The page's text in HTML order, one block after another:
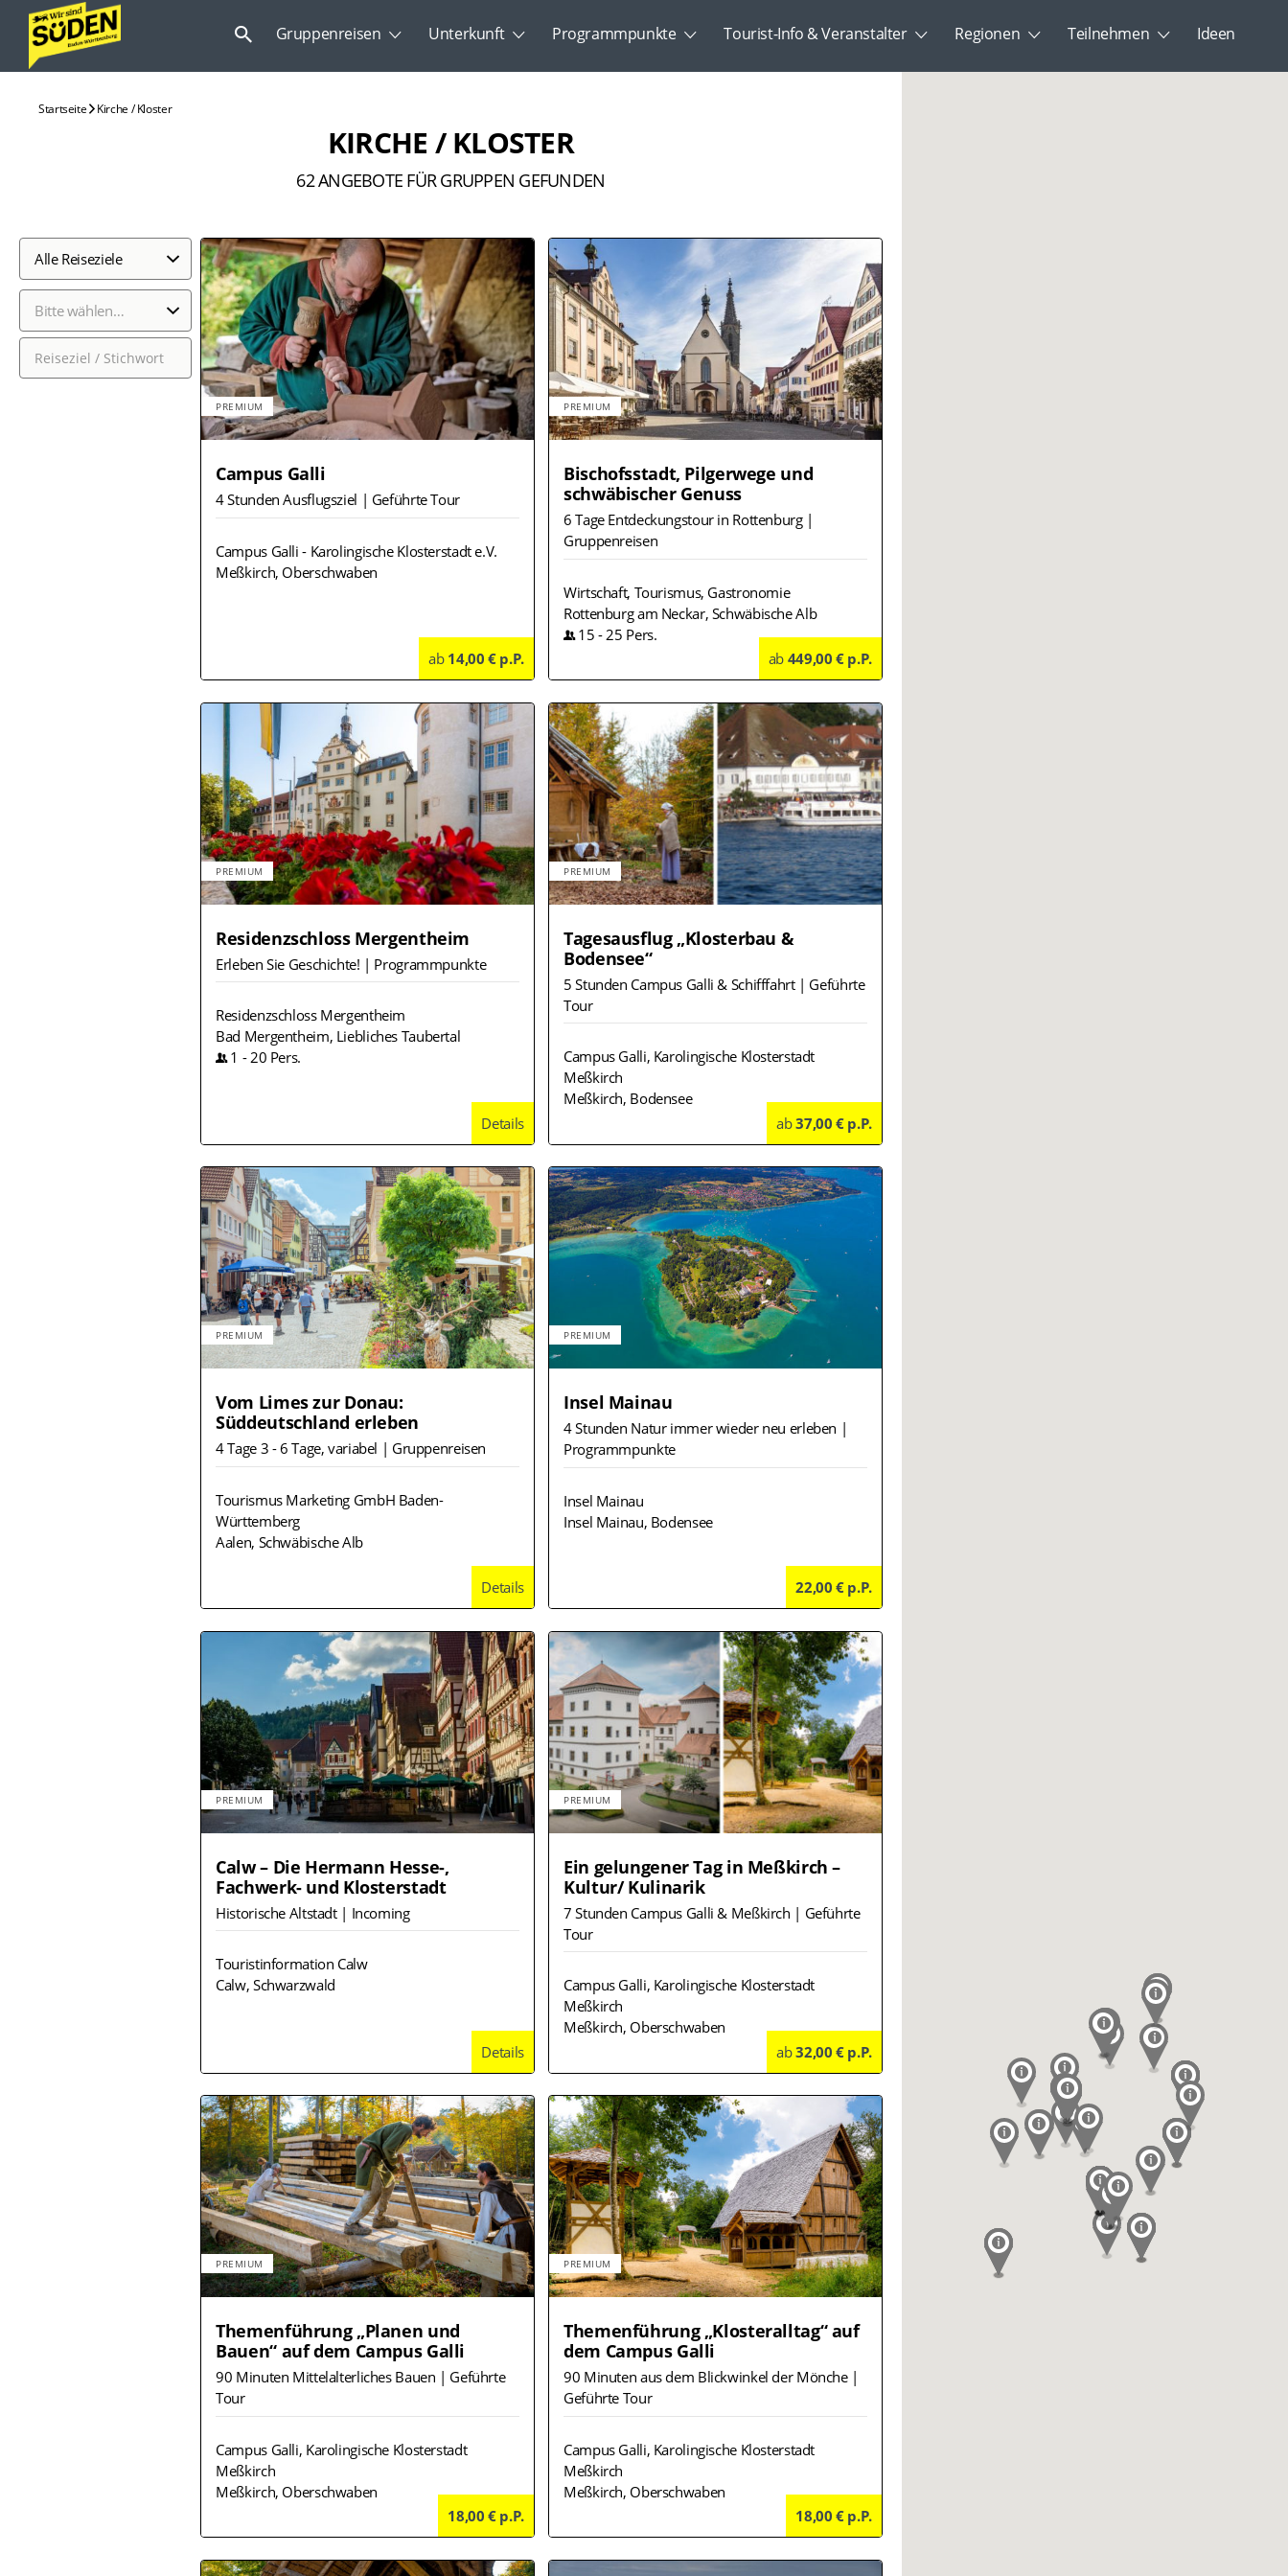
Gruppenreisen Unterkunft Programmpunkte Tourist-Info & Veranstalter Regionen Teilnehmen Ideen
Suchen
nach:
Startseite Kirche / Kloster
KIRCHE / KLOSTER
62ANGEBOTE FÜR GRUPPEN GEFUNDEN
Alle Reiseziele
Bitte wählen…
PREMIUM
Campus Galli
4 Stunden Ausflugsziel | Geführte Tour
Campus Galli - Karolingische Klosterstadt e.V.
Meßkirch, Oberschwaben
Details
ab 14,00 € p.P.
PREMIUM
Bischofsstadt, Pilgerwege und
schwäbischer Genuss
6 Tage Entdeckungstour in Rottenburg |
Gruppenreisen
Wirtschaft, Tourismus, Gastronomie
Rottenburg am Neckar, Schwäbische Alb
15 - 25 Pers.
Details
ab 449,00 € p.P.
PREMIUM
Residenzschloss Mergentheim
Erleben Sie Geschichte! | Programmpunkte
Residenzschloss Mergentheim
Bad Mergentheim, Liebliches Taubertal
1 -20 Pers.
Details
PREMIUM
Tagesausflug „Klosterbau &
Bodensee“
5 Stunden Campus Galli & Schifffahrt | Geführte
Tour
Campus Galli, Karolingische Klosterstadt
Meßkirch
Meßkirch, Bodensee
Details
ab37,00 € p.P.
PREMIUM
Vom Limes zur Donau:
Süddeutschland erleben
4 Tage 3 - 6 Tage, variabel | Gruppenreisen
Tourismus Marketing GmbH Baden-
Württemberg
Aalen, Schwäbische Alb
Details
PREMIUM
Insel Mainau
4 Stunden Natur immer wieder neu erleben |
Programmpunkte
Insel Mainau
Insel Mainau, Bodensee
Details
22,00 € p.P.
PREMIUM
Calw – Die Hermann Hesse-,
Fachwerk- und Klosterstadt
Historische Altstadt | Incoming
Touristinformation Calw
Calw, Schwarzwald
Details
PREMIUM
Ein gelungener Tag in Meßkirch –
Kultur/ Kulinarik
7 Stunden Campus Galli & Meßkirch | Geführte
Tour
Campus Galli, Karolingische Klosterstadt
Meßkirch
Meßkirch, Oberschwaben
Details
ab32,00 € p.P.
PREMIUM
Themenführung „Planen und
Bauen“ auf dem Campus Galli
90 Minuten Mittelalterliches Bauen | Geführte
Tour
Campus Galli, Karolingische Klosterstadt
Meßkirch
Meßkirch, Oberschwaben
Details
18,00 € p.P.
PREMIUM
Themenführung „Klosteralltag“ auf
dem Campus Galli
90 Minuten aus dem Blickwinkel der Mönche |
Geführte Tour
Campus Galli, Karolingische Klosterstadt
Meßkirch
Meßkirch, Oberschwaben
Details
18,00 € p.P.